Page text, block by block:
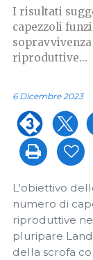
I risultati
capezzoli
riproduttive...
6 Dicembre 2023
L'obiettivo
numero di
riproduttive
pluripare
della scrofa